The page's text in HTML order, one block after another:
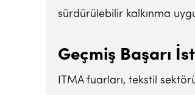
sürdürülebilir kalkınma
Geçmiş Başarı
ITMA fuarları, tekstil